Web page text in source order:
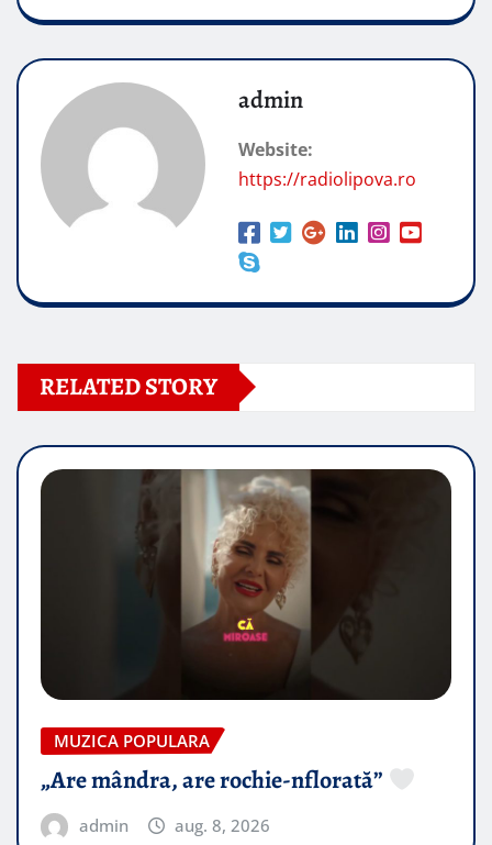
admin
Website:
https://radiolipova.ro
RELATED STORY
MUZICA POPULARA
„Are mândra, are rochie-nflorată”
admin aug. 8, 2026